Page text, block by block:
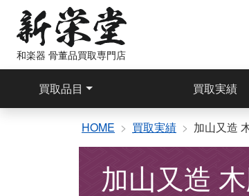
ツ
ス
和楽器 骨董品買取専門店
買取品目 買取実績
HOME 買取実績 加山又造
加山又造